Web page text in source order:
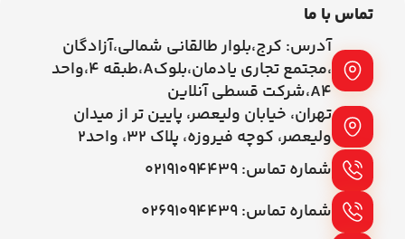
تماس با ما
آدرس: کرج،بلوار طالقانی شمالی،آزادگان
،مجتمع تجاری یادمان،بلوکA،طبقه ۴،واحد
A4،شرکت قسطی آنلاین
تهران، خیابان ولیعصر، پایین تر از میدان
ولیعصر، کوچه فیروزه، پلاک 32، واحد2
شماره تماس: ۰۲۱۹۱۰۹۴۴۳۹
شماره تماس: ۰۲۶۹۱۰۹۴۴۳۹